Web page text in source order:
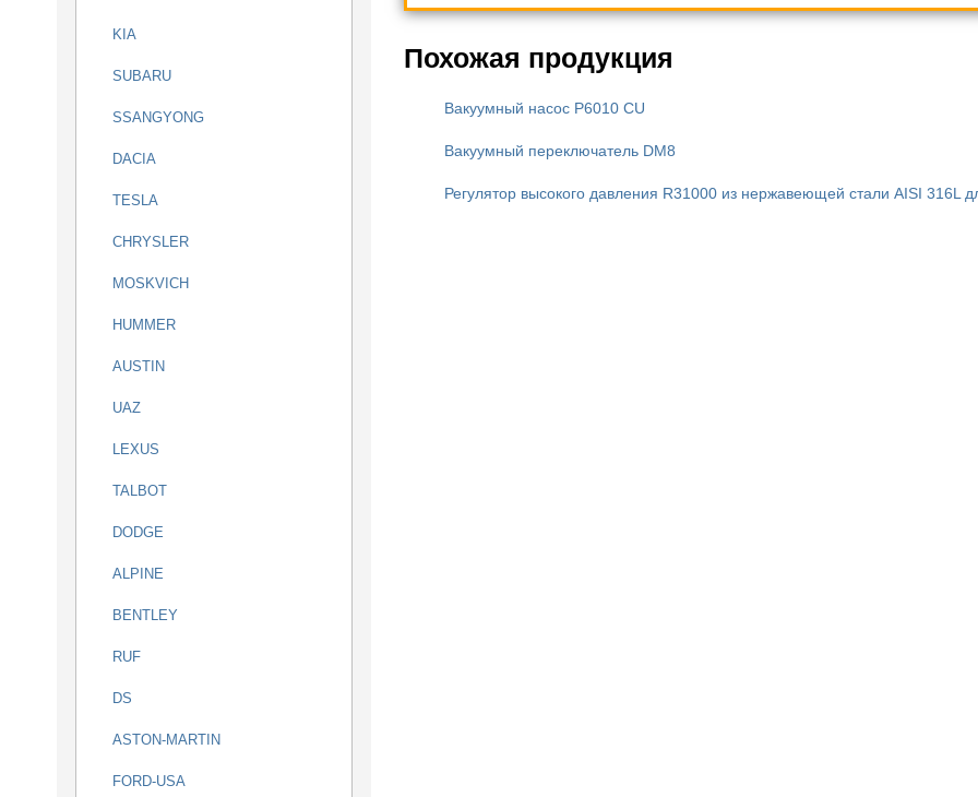
KIA
SUBARU
SSANGYONG
DACIA
TESLA
CHRYSLER
MOSKVICH
HUMMER
AUSTIN
UAZ
LEXUS
TALBOT
DODGE
ALPINE
BENTLEY
RUF
DS
ASTON-MARTIN
FORD-USA
Похожая продукция
Вакуумный насос P6010 CU
Вакуумный переключатель DM8
Регулятор высокого давления R31000 из нержавеющей стали AISI 316L